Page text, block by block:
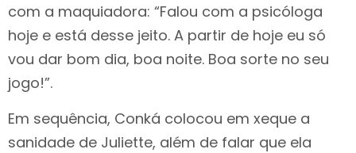
com a maquiadora: “Falou com a psicóloga
hoje e está desse jeito. A partir de hoje eu só
vou dar bom dia, boa noite. Boa sorte no seu
jogo!”.
Em sequência, Conká colocou em xeque a
sanidade de Juliette, além de falar que ela